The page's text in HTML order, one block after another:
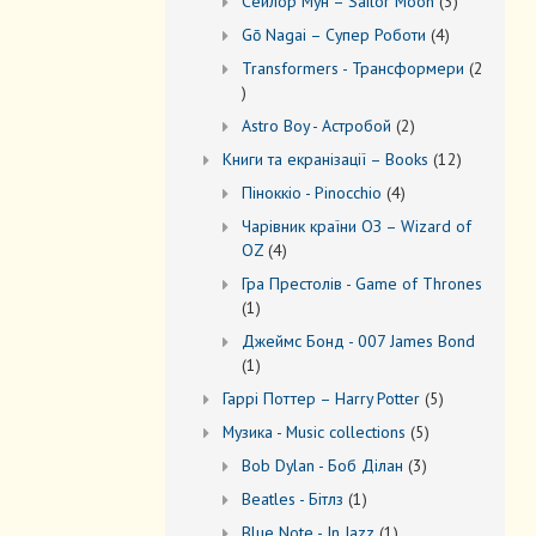
Gō Nagai – Супер Роботи 44
товари
Transformers - Трансформери 2
2
товари
Astro Boy - Астробой 22
товари
Книги та екранізації – Books 1212
Піноккіо - Pinocchio 44
товари
Чарівник країни ОЗ – Wizard of
OZ 44
Гра Престолів - Game of Thrones
11
товар
Джеймс Бонд - 007 James Bond
11
товар
Гаррі Поттер – Harry Potter 55
Музика - Music collections 55
Bob Dylan - Боб Ділан 33
Beatles - Бітлз 11
товар1